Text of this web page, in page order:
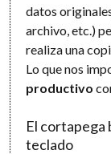
datos
archivo, etc.)
realiza una
Lo que nos
productivo
El cortapega
teclado